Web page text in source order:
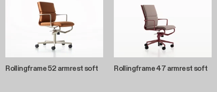
Rollingframe 52 armrest soft Rollingframe 47 armrest soft